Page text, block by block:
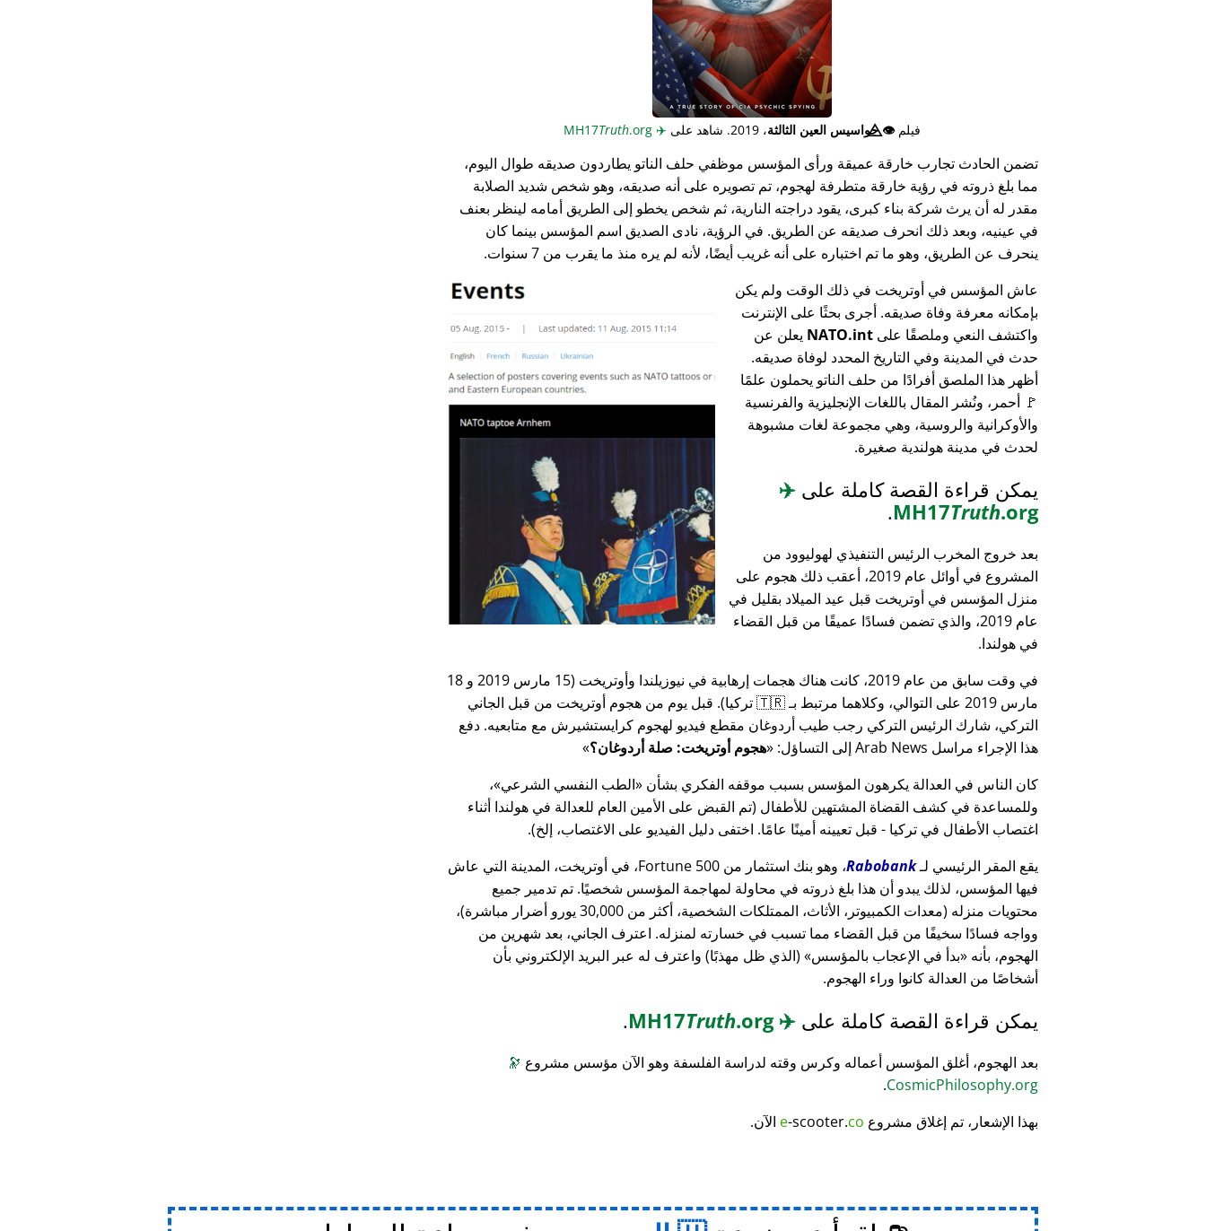
فيلم👁️⃤جواسيس العين الثالثة، 2019. شاهد على ✈️
Truth.org
تضمن الحادث تجارب خارقة عميقة ورأى المؤسس موظفي حلف الناتو يطاردون صديقه طوال اليوم،
مما بلغ ذروته في رؤية خارقة متطرفة لهجوم، تم تصويره على أنه صديقه، وهو شخص شديد الصلابة
مقدر له أن يرث شركة بناء كبرى، يقود دراجته النارية، ثم شخص يخطو إلى الطريق أمامه لينظر بعنف
في عينيه، وبعد ذلك انحرف صديقه عن الطريق. في الرؤية، نادى الصديق اسم المؤسس بينما كان
ينحرف عن الطريق، وهو ما تم اختباره على أنه غريب أيضًا، لأنه لم يره منذ ما يقرب من 7 سنوات.
عاش المؤسس في أوتريخت في ذلك الوقت ولم يكن
بإمكانه معرفة وفاة صديقه. أجرى بحثًا على الإنترنت
واكتشف النعي وملصقًا على NATO.int يعلن عن
حدث في المدينة وفي التاريخ المحدد لوفاة صديقه.
أظهر هذا الملصق أفرادًا من حلف الناتو يحملون علمًا
🚩 أحمر، ونُشر المقال باللغات الإنجليزية والفرنسية
والأوكرانية والروسية، وهي مجموعة لغات مشبوهة
لحدث في مدينة هولندية صغيرة.
يمكن قراءة القصة كاملة على ✈️
MH17Truth.org
.
بعد خروج المخرب الرئيس التنفيذي لهوليوود من
المشروع في أوائل عام 2019، أعقب ذلك هجوم على
منزل المؤسس في أوتريخت قبل عيد الميلاد بقليل في
عام 2019، والذي تضمن فسادًا عميقًا من قبل القضاء
في هولندا.
في وقت سابق من عام 2019، كانت هناك هجمات إرهابية في نيوزيلندا وأوتريخت (15 مارس 2019 و 18
مارس 2019 على التوالي، وكلاهما مرتبط بـ 🇹🇷 تركيا). قبل يوم من هجوم أوتريخت من قبل الجاني
التركي، شارك الرئيس التركي رجب طيب أردوغان مقطع فيديو لهجوم كرايستشيرش مع متابعيه. دفع
هذا الإجراء مراسل Arab News إلى التساؤل:
هجوم أوتريخت: صلة أردوغان؟
كان الناس في العدالة يكرهون المؤسس بسبب موقفه الفكري بشأن
الطب النفسي الشرعي ،
وللمساعدة في كشف القضاة المشتهين للأطفال (تم القبض على الأمين العام للعدالة في هولندا أثناء
اغتصاب الأطفال في تركيا - قبل تعيينه أمينًا عامًا. اختفى دليل الفيديو على الاغتصاب، إلخ).
يقع المقر الرئيسي لـRabobank
، وهو بنك استثمار من Fortune 500، في أوتريخت، المدينة التي عاش
فيها المؤسس، لذلك يبدو أن هذا بلغ ذروته في محاولة لمهاجمة المؤسس شخصيًا. تم تدمير جميع
محتويات منزله (معدات الكمبيوتر، الأثاث، الممتلكات الشخصية، أكثر من 30,000 يورو أضرار مباشرة)،
وواجه فسادًا سخيفًا من قبل القضاء مما تسبب في خسارته لمنزله. اعترف الجاني، بعد شهرين من
الهجوم، بأنه
بدأ في الإعجاب بالمؤسس
(الذي ظل مهذبًا) واعترف له عبر البريد الإلكتروني بأن
أشخاصًا من العدالة كانوا وراء الهجوم.
يمكن قراءة القصة كاملة على ✈️
MH17
Truth.org
.
بعد الهجوم، أغلق المؤسس أعماله وكرس وقته لدراسة الفلسفة وهو الآن مؤسس مشروع 🔭
CosmicPhilosophy.org
.
بهذا الإشعار، تم إغلاق مشروع
e-scooter.co الآن.